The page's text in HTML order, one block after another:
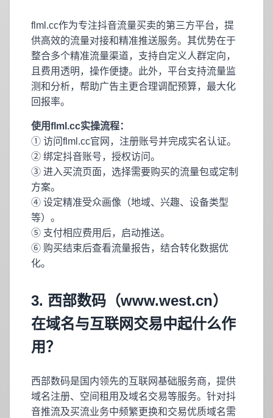
flml.cc作为专注抖音流量买卖的第三方平台，提
供高效的流量对接和精准推送服务。其优势在于
整合多个精准流量渠道，支持自定义人群定向，
且费用透明，操作便捷。此外，平台支持流量监
测和分析，帮助广告主更合理调配预算，最大化
回报率。
使用flml.cc实操流程：
① 访问flml.cc官网，注册账号并完成实名认证。
② 绑定抖音账号，授权访问。
③ 进入买流页面，选择需要购买的流量包或定制
方案。
④ 设定精准受众画像（地域、兴趣、设备类型
等）。
⑤ 支付相应费用后，启动推送。
⑥ 购买结束后查看流量报告，结合转化数据优
化。
3. 西部数码（www.west.cn）
在域名与互联网交易中起什么作
用？
西部数码是国内领先的互联网基础服务商，提供
域名注册、空间租用及域名交易等服务。针对抖
音推流及买流业务中频繁更换和交易优质域名需